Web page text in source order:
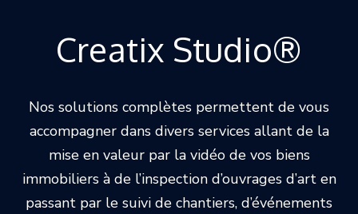
Creatix Studio®
Nos solutions complètes permettent de vous
accompagner dans divers services allant de la
mise en valeur par la vidéo de vos biens
immobiliers à de l’inspection d’ouvrages d’art en
passant par le suivi de chantiers, d’événements